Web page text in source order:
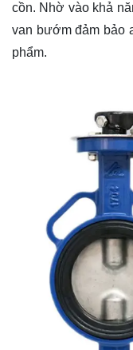
cồn. Nhờ vào khả
van bướm đảm bảo
phẩm.